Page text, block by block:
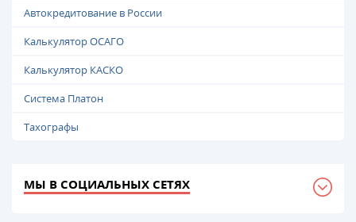
Автокредитование в России
Калькулятор ОСАГО
Калькулятор КАСКО
Система Платон
Тахографы
МЫ В СОЦИАЛЬНЫХ СЕТЯХ